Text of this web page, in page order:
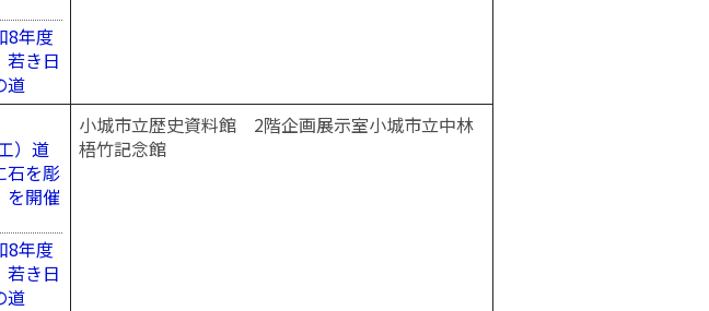
8年度
き日
道
）道
石を彫
を開催
8年度
き日
道
小城市立歴史資料館 2階企画展示室小城市立中林
梧竹記念館